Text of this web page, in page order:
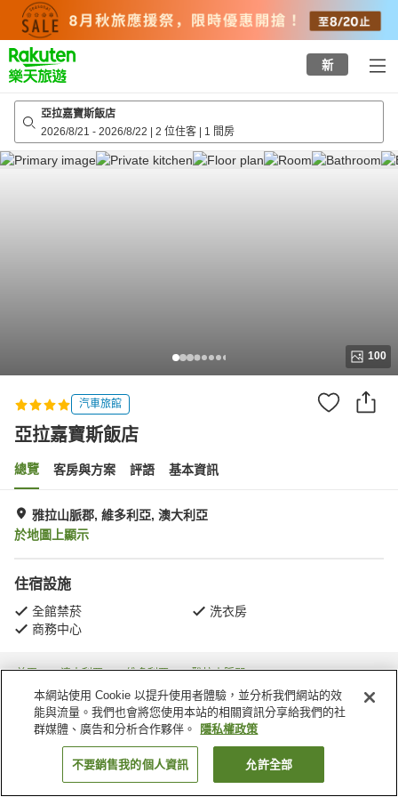
top
page
新
亞拉嘉寶斯飯店
2026/8/21 - 2026/8/22 | 2 位住客 | 1 間房
100
汽車旅館
亞拉嘉寶斯飯店
總覽 客房與方案 評語 基本資訊
雅拉山脈郡, 維多利亞, 澳大利亞
於地圖上顯示
住宿設施
全館禁菸
洗衣房
商務中心
首頁 澳大利亞 維多利亞 雅拉山脈郡
Shire of Yarra Ranges
亞拉嘉寶斯飯店
找客房
本網站使用 Cookie 以提升使用者體驗，並分析我們網站的效
能與流量。我們也會將您使用本站的相關資訊分享給我們的社
群媒體、廣告和分析合作夥伴。
隱私權政策
不要銷售我的個人資訊 允許全部